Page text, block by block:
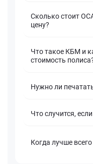
Сколько стоит
цену?
Что такое КБМ и
стоимость
Нужно ли
Что случится,
Когда лучше